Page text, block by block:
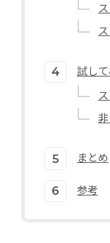
試し
まとめ
参考